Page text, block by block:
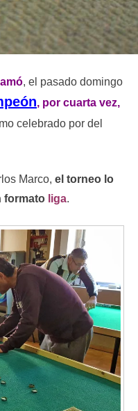
, el pasado domingo
, por cuarta vez,
celebrado por del
Marco, el torneo lo
formato liga.